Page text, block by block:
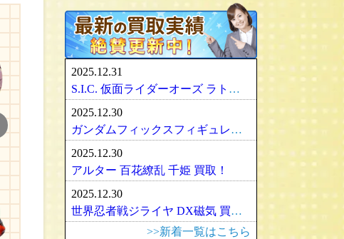
RAH
VCD
アルター/ALTER
グッドスマイルカンパニー
壽屋/コトブキヤ
グリフォンエンタープライズ
フリーイング/FREEing
やまと/YAMATO
ダイキ工業/DAIKI
シルバニアファミリー
マドレーヌちゃん
ベアブリック・BE＠RBRICK
メディコムトイ
セキグチ
ペットワークス/PetWORKs
やまと/YAMATO
ママチャップトイ
オビツドール/OBITSU
ダイヤペット/Diapet
アオシマ / DISM
ブラーゴ/Bburago
ヘルパ/herpa
大盛屋 ミクロペット
イクソ/IXO
ﾋﾞｰﾋﾞｰｱｰﾙ/BBR
アメリカ車
イタリア車
アーマード・コア
スーパーロボット大戦
魔神英雄伝ワタル
車・バイク
戦車・軍用機・軍艦
旅客機/飛行機
船・ボート
建築物
デコトラ
ミニ四駆
カトー/KATO
トミックス/TOMIX
ﾏｲｸﾛｴｰｽ/MICRO ACE
ｸﾞﾘｰﾝﾏｯｸｽ/GREENMAX
ワールド工芸
Bトレインショーティー
モデモ/MODEMO
エンドウ/TER
ピノチオ模型
2025.12.31
S.I.C. 仮面ライダーオーズ ラトラーターコンボ買取
2025.12.30
ガンダムフィックスフィギュレーション GFF おまとめ買取！
2025.12.30
アルター 百花繚乱 千姫 買取！
2025.12.30
世界忍者戦ジライヤ DX磁気 買取！
>>新着一覧はこちら